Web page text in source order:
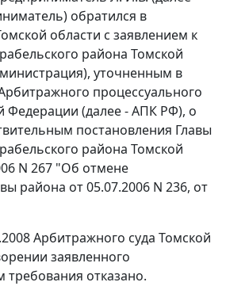
обратился в
области с заявлением к
района Томской
уточненным в
процессуального
Федерации (далее - АПК РФ), о
постановления Главы
района Томской
N 267 "Об отмене
района от 05.07.2006 N 236, от
Арбитражного суда Томской
заявленного
отказано.